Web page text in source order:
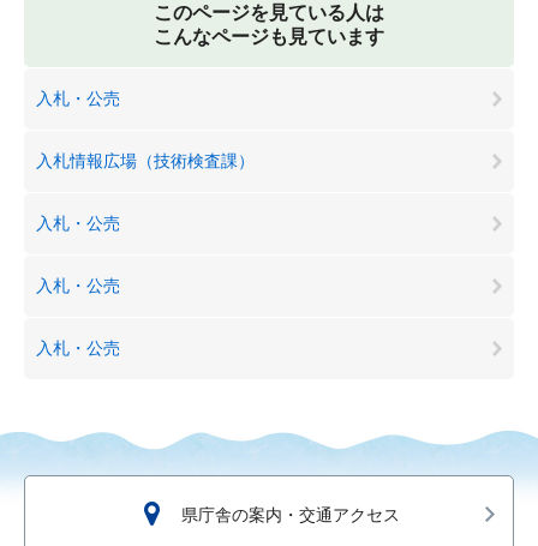
このページを見ている人は
こんなページも見ています
入札・公売
入札情報広場（技術検査課）
入札・公売
入札・公売
入札・公売
県庁舎の案内・交通アクセス